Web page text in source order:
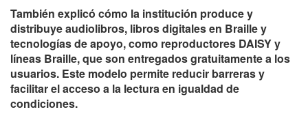
También explicó cómo la institución produce y
distribuye audiolibros, libros digitales en Braille y
tecnologías de apoyo, como reproductores DAISY y
líneas Braille, que son entregados gratuitamente a los
usuarios. Este modelo permite reducir barreras y
facilitar el acceso a la lectura en igualdad de
condiciones.